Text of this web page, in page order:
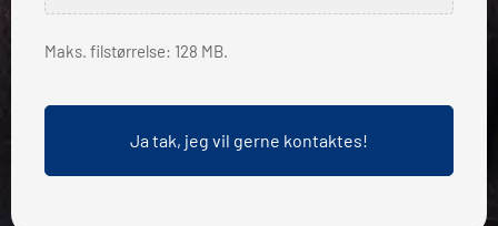
Maks. filstørrelse: 128 MB.